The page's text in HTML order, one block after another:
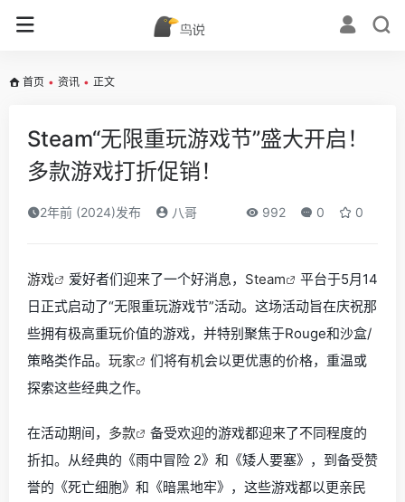
首页 • 资讯 • 正文
Steam“无限重玩游戏节”盛大开启！
多款游戏打折促销！
2年前 (2024)发布 八哥 992 0 0
游戏 爱好者们迎来了一个好消息， Steam
平台于5月14
日正式启动了“无限重玩游戏节”活动。这场活动旨在庆祝那
些拥有极高重玩价值的游戏，并特别聚焦于Rouge和沙盒/
策略类作品。 玩家
们将有机会以更优惠的价格，重温或
探索这些经典之作。
在活动期间， 多款
备受欢迎的游戏都迎来了不同程度的
折扣。从经典的《雨中冒险 2》和《矮人要塞》，到备受赞
誉的《死亡细胞》和《暗黑地牢》，这些游戏都以更亲民